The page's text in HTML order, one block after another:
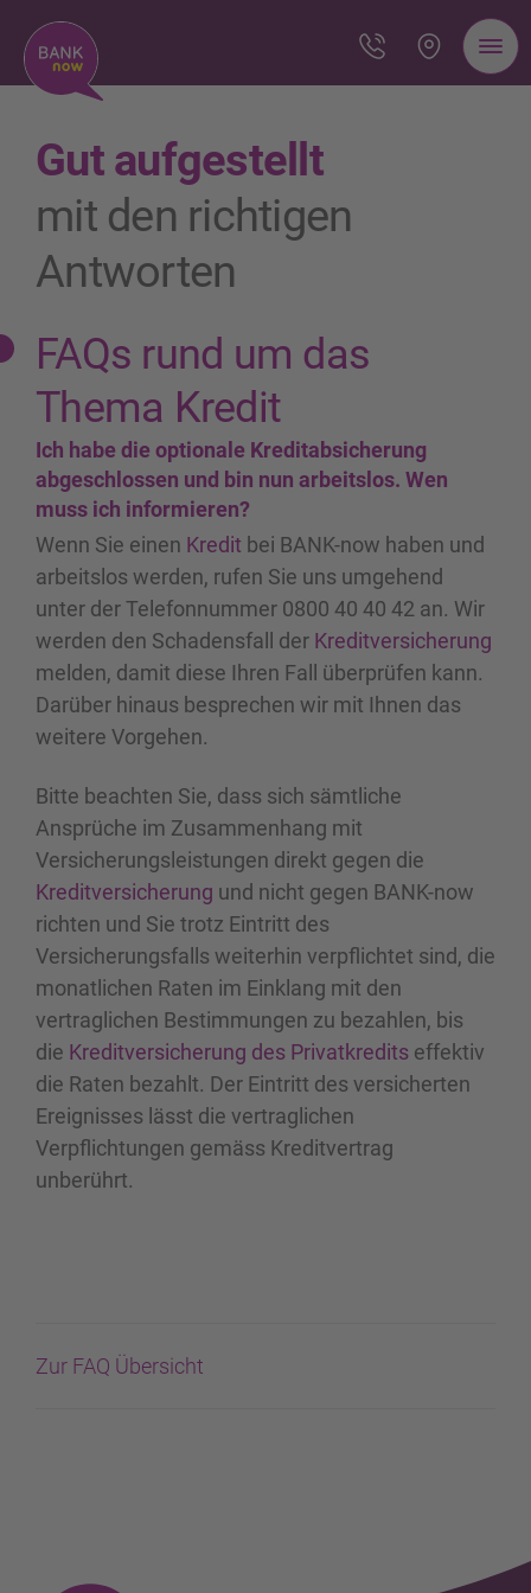
Gut aufgestellt
mit den richtigen
Antworten
FAQs rund um das
Thema Kredit
Ich habe die optionale Kreditabsicherung
abgeschlossen und bin nun arbeitslos. Wen
muss ich informieren?
Wenn Sie einen Kredit bei BANK-now haben und
arbeitslos werden, rufen Sie uns umgehend
unter der Telefonnummer 0800 40 40 42 an. Wir
werden den Schadensfall der Kreditversicherung
melden, damit diese Ihren Fall überprüfen kann.
Darüber hinaus besprechen wir mit Ihnen das
weitere Vorgehen.
Bitte beachten Sie, dass sich sämtliche
Ansprüche im Zusammenhang mit
Versicherungsleistungen direkt gegen die
Kreditversicherung und nicht gegen BANK-now
richten und Sie trotz Eintritt des
Versicherungsfalls weiterhin verpflichtet sind, die
monatlichen Raten im Einklang mit den
vertraglichen Bestimmungen zu bezahlen, bis
die Kreditversicherung des Privatkredits effektiv
die Raten bezahlt. Der Eintritt des versicherten
Ereignisses lässt die vertraglichen
Verpflichtungen gemäss Kreditvertrag
unberührt.
Zur FAQ Übersicht